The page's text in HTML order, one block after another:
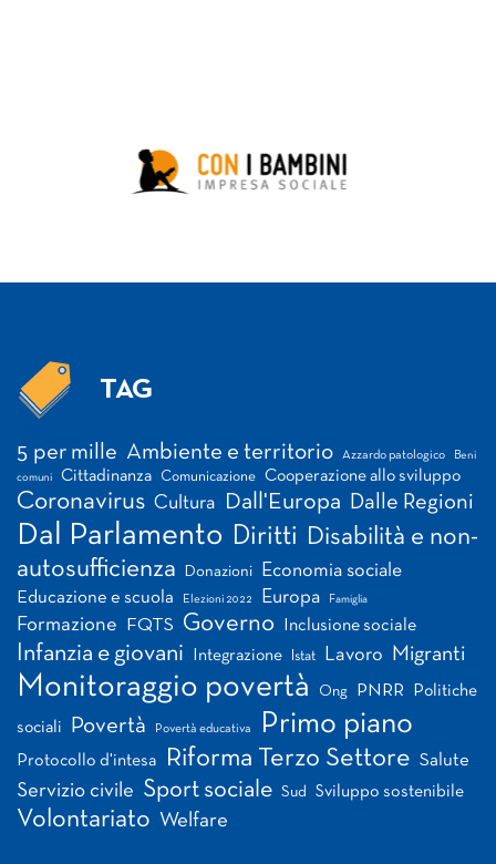
TAG
5 per mille Ambiente e territorio Azzardo patologico Beni
comuni Cittadinanza Comunicazione Cooperazione allo sviluppo
Coronavirus Cultura Dall'Europa Dalle Regioni
Dal Parlamento Diritti Disabilità e non-
autosufficienza
Donazioni Economia sociale
Educazione e scuola Elezioni 2022 Europa Famiglia
Formazione FQTS Governo Inclusione sociale
Infanzia e giovani Integrazione Istat Lavoro Migranti
Monitoraggio povertà Ong PNRR Politiche
sociali Povertà Povertà educativa Primo piano
Protocollo d'intesa Riforma Terzo Settore Salute
Servizio civile Sport sociale Sud Sviluppo sostenibile
Volontariato Welfare